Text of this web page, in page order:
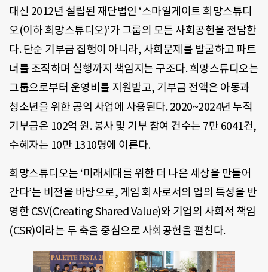
대신 2012년 설립된 재단법인 ‘스마일게이트 희망스튜디
오(이하 희망스튜디오)’가 그룹의 모든 사회공헌을 전담한
다. 단순 기부금 집행이 아니라, 사회문제를 발굴하고 파트
너를 조직하며 실행까지 책임지는 구조다. 희망스튜디오는
그룹으로부터 운영비를 지원받고, 기부금 전액은 아동과
청소년을 위한 공익 사업에 사용된다. 2020~2024년 누적
기부금은 102억 원. 봉사 및 기부 참여 건수는 7만 6041건,
수혜자는 10만 1310명에 이른다.
희망스튜디오는 ‘미래세대를 위한 더 나은 세상을 만들어
간다’는 비전을 바탕으로, 게임 회사로서의 업의 특성을 반
영한 CSV(Creating Shared Value)와 기업의 사회적 책임
(CSR)이라는 두 축을 중심으로 사회공헌을 펼친다.